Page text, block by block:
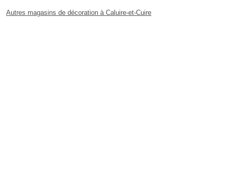
Autres magasins de décoration à Caluire-et-Cuire